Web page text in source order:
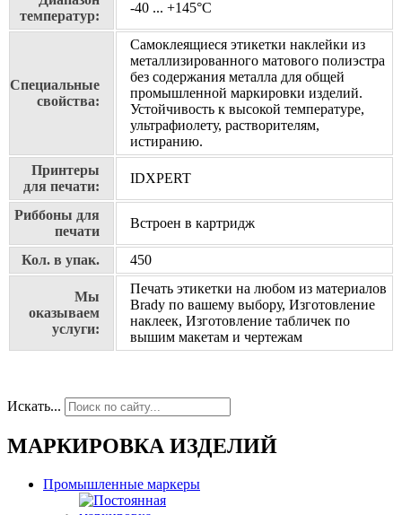
температур:
-40 ... +145°С
Специальные
свойства:
Самоклеящиеся этикетки наклейки из
металлизированного матового полиэстра
без содержания металла для общей
промышленной маркировки изделий.
Устойчивость к высокой температуре,
ультрафиолету, растворителям,
истиранию.
Принтеры
для печати:
IDXPERT
Риббоны для
печати
Встроен в картридж
Кол. в упак. 450
Мы
оказываем
услуги:
Печать этикетки на любом из материалов
Brady по вашему выбору, Изготовление
наклеек, Изготовление табличек по
вышим макетам и чертежам
Искать...
МАРКИРОВКА ИЗДЕЛИЙ
Промышленные маркеры